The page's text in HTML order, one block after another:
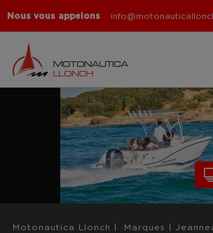
Nous vous appelons
Motonautica Llonch Marques